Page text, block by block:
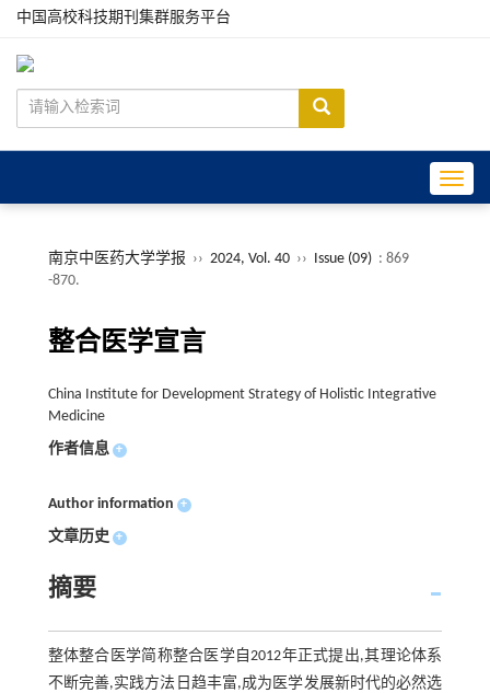
中国高校科技期刊集群服务平台
南京中医药大学学报 ›› 2024, Vol. 40 ›› Issue (09) : 869
-870.
整合医学宣言
China Institute for Development Strategy of Holistic Integrative
Medicine
作者信息 +
Author information +
文章历史 +
摘要
整体整合医学简称整合医学自2012年正式提出,其理论体系
不断完善,实践方法日趋丰富,成为医学发展新时代的必然选